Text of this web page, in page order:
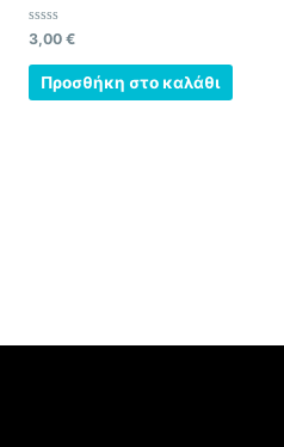
Βαθμολογήθηκε
με
0
από
3,00 €
Προσθήκη στο καλάθι